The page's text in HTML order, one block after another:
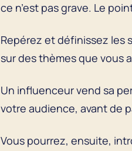
ce n’est pas grave. Le
Repérez et définissez les
sur des thèmes que vous
Un influenceur vend sa
votre audience, avant de
Vous pourrez, ensuite,